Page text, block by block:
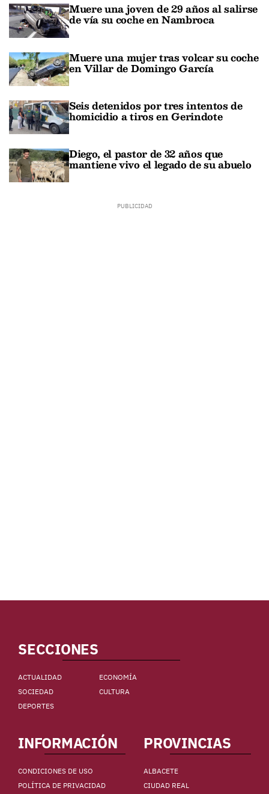
Muere una joven de 29 años al salirse
de vía su coche en Nambroca
Muere una mujer tras volcar su coche
en Villar de Domingo García
Seis detenidos por tres intentos de
homicidio a tiros en Gerindote
Diego, el pastor de 32 años que
mantiene vivo el legado de su abuelo
SECCIONES
ACTUALIDAD
ECONOMÍA
SOCIEDAD
CULTURA
DEPORTES
INFORMACIÓN
CONDICIONES DE USO
POLÍTICA DE PRIVACIDAD
PROVINCIAS
ALBACETE
CIUDAD REAL